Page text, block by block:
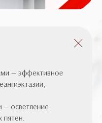
— эффективное
— осветление
пятен.